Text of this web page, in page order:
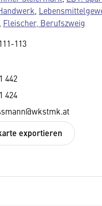
Fleischer, Berufszweig
113
442
424
exportieren